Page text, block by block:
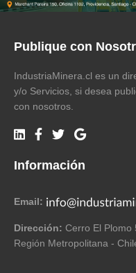
Publique con
IndustriaMinera.cl es un
y/o Servicios, si desea
con nosotros.
Información
Email:
Dirección: Cerro El Plomo
Región Metropolitana -